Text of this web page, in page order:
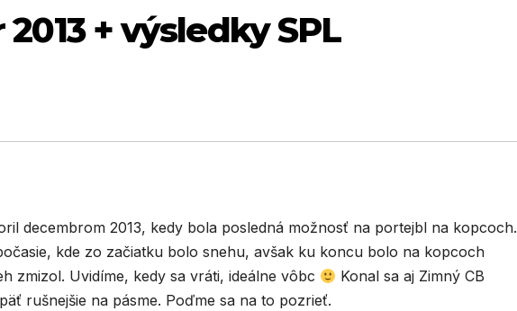
+ výsledky SPL
decembrom 2013, kedy bola posledná možnosť na portejbl na kopcoch.
kde zo začiatku bolo snehu, avšak ku koncu bolo na kopcoch
zmizol. Uvidíme, kedy sa vráti, ideálne vôbc
Konal sa aj Zimný CB
rušnejšie na pásme. Poďme sa na to pozrieť.